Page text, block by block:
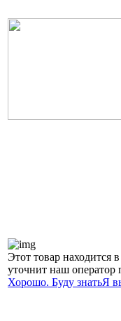
Этот товар находится
уточнит наш оператор
Хорошо. Буду знатьЯ